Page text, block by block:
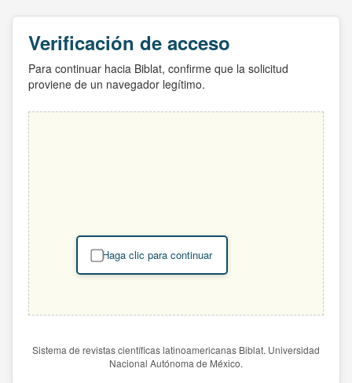
Verificación de acceso
Para continuar hacia Biblat, confirme que la solicitud
proviene de un navegador legítimo.
Haga clic para continuar
Sistema de revistas científicas latinoamericanas Biblat. Universidad
Nacional Autónoma de México.